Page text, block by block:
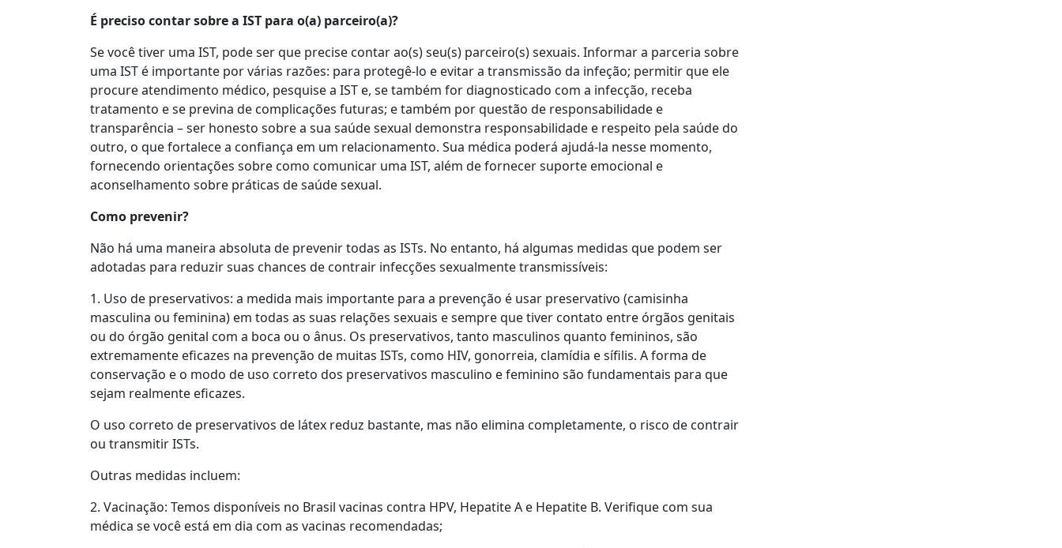
É preciso contar sobre a IST para o(a) parceiro(a)?
Se você tiver uma IST, pode ser que precise contar ao(s) seu(s) parceiro(s) sexuais. Informar a parceria sobre
uma IST é importante por várias razões: para protegê-lo e evitar a transmissão da infeção; permitir que ele
procure atendimento médico, pesquise a IST e, se também for diagnosticado com a infecção, receba
tratamento e se previna de complicações futuras; e também por questão de responsabilidade e
transparência – ser honesto sobre a sua saúde sexual demonstra responsabilidade e respeito pela saúde do
outro, o que fortalece a confiança em um relacionamento. Sua médica poderá ajudá-la nesse momento,
fornecendo orientações sobre como comunicar uma IST, além de fornecer suporte emocional e
aconselhamento sobre práticas de saúde sexual.
Como prevenir?
Não há uma maneira absoluta de prevenir todas as ISTs. No entanto, há algumas medidas que podem ser
adotadas para reduzir suas chances de contrair infecções sexualmente transmissíveis:
1. Uso de preservativos: a medida mais importante para a prevenção é usar preservativo (camisinha
masculina ou feminina) em todas as suas relações sexuais e sempre que tiver contato entre órgãos genitais
ou do órgão genital com a boca ou o ânus. Os preservativos, tanto masculinos quanto femininos, são
extremamente eficazes na prevenção de muitas ISTs, como HIV, gonorreia, clamídia e sífilis. A forma de
conservação e o modo de uso correto dos preservativos masculino e feminino são fundamentais para que
sejam realmente eficazes.
O uso correto de preservativos de látex reduz bastante, mas não elimina completamente, o risco de contrair
ou transmitir ISTs.
Outras medidas incluem:
2. Vacinação: Temos disponíveis no Brasil vacinas contra HPV, Hepatite A e Hepatite B. Verifique com sua
médica se você está em dia com as vacinas recomendadas;